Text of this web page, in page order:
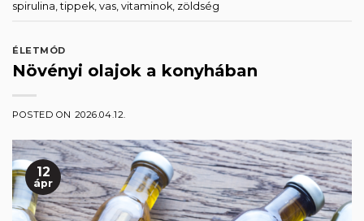
spirulina ,tippek vas vitaminok zöldség
ÉLETMÓD
Növényi olajok a konyhában
POSTED ON 2026.04.12.
12
ápr